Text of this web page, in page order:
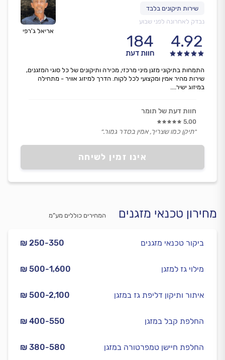
אריאל ג'רפי
נבדק לאחרונה לפני שבוע
4.92
184
חוות דעת
אינו זמין לשיחה
התמחות בתיקוני מזגן מיני מרכזי, מכירה ותיקונים של כל סוגי המזגנים,
שירות מהיר אמין ומקצועי לכל לקוח. הדרך למיזוג אוויר - מתחילה
במיזוג ישיר....
חוות דעת של תומר
5.00
״תיקן כמו שצריך, אמין בסדר גמור.״
מחירון טכנאי מזגנים המחירים כוללים מע”מ
₪ 250-350 ביקור טכנאי מזגנים
₪ 500-1,600 מילוי גז למזגן
₪ 500-2,100 איתור ותיקון דליפת גז במזגן
₪ 400-550 החלפת קבל במזגן
₪ 380-580 החלפת חיישן טמפרטורה במזגן